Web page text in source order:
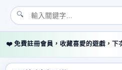
🔍
❤️ 免費註冊會員，收藏喜愛的遊戲，下